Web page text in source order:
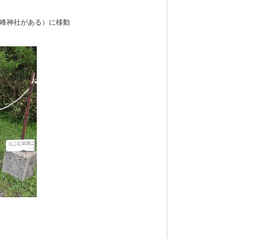
神社がある）に移動